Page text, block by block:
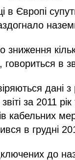
в Європі
зниження
в
дані
за 2011
кабельних
в грудні
до